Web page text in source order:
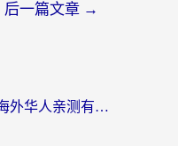
后一篇文章 →
12123在国外能登录吗？海外华人亲测有效的回国加速器选择指南